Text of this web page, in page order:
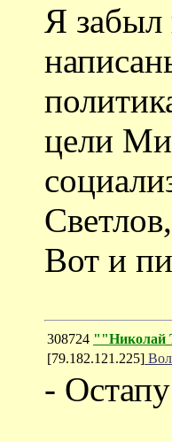
Я забыл
цели
Вот и
308724 ""Николай
[79.182.121.225]
-